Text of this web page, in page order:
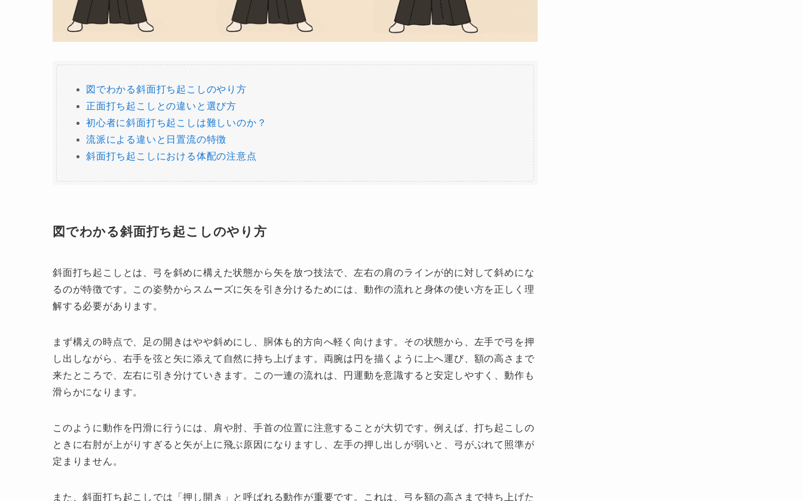
図でわかる斜面打ち起こしのやり方
正面打ち起こしとの違いと選び方
初心者に斜面打ち起こしは難しいのか？
流派による違いと日置流の特徴
斜面打ち起こしにおける体配の注意点
図でわかる斜面打ち起こしのやり方
斜面打ち起こしとは、弓を斜めに構えた状態から矢を放つ技法で、左右の肩のラインが的に対して斜めにな
るのが特徴です。この姿勢からスムーズに矢を引き分けるためには、動作の流れと身体の使い方を正しく理
解する必要があります。
まず構えの時点で、足の開きはやや斜めにし、胴体も的方向へ軽く向けます。その状態から、左手で弓を押
し出しながら、右手を弦と矢に添えて自然に持ち上げます。両腕は円を描くように上へ運び、額の高さまで
来たところで、左右に引き分けていきます。この一連の流れは、円運動を意識すると安定しやすく、動作も
滑らかになります。
このように動作を円滑に行うには、肩や肘、手首の位置に注意することが大切です。例えば、打ち起こしの
ときに右肘が上がりすぎると矢が上に飛ぶ原因になりますし、左手の押し出しが弱いと、弓がぶれて照準が
定まりません。
また、斜面打ち起こしでは「押し開き」と呼ばれる動作が重要です。これは、弓を額の高さまで持ち上げた